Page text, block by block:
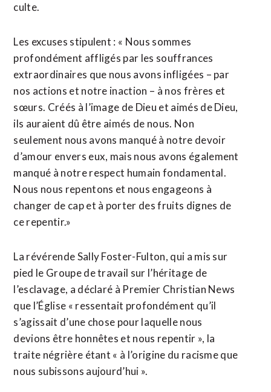
culte.
Les excuses stipulent : « Nous sommes
profondément affligés par les souffrances
extraordinaires que nous avons infligées – par
nos actions et notre inaction – à nos frères et
sœurs. Créés à l’image de Dieu et aimés de Dieu,
ils auraient dû être aimés de nous. Non
seulement nous avons manqué à notre devoir
d’amour envers eux, mais nous avons également
manqué à notre respect humain fondamental.
Nous nous repentons et nous engageons à
changer de cap et à porter des fruits dignes de
ce repentir.»
La révérende Sally Foster-Fulton, qui a mis sur
pied le Groupe de travail sur l’héritage de
l’esclavage, a déclaré à Premier Christian News
que l’Église « ressentait profondément qu’il
s’agissait d’une chose pour laquelle nous
devions être honnêtes et nous repentir », la
traite négrière étant « à l’origine du racisme que
nous subissons aujourd’hui ».